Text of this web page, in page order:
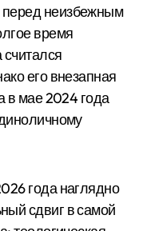
неизбежным
время
его внезапная
в мае 2024 года
года наглядно
сдвиг в самой